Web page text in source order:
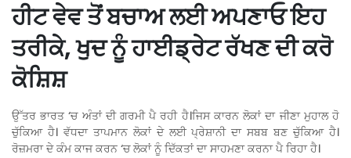
ਹੀਟ ਵੇਵ ਤੋਂ ਬਚਾਅ ਲਈ ਅਪਣਾਓ ਇਹ
ਤਰੀਕੇ, ਖੁਦ ਨੂੰ ਹਾਈਡ੍ਰੇਟ ਰੱਖਣ ਦੀ ਕਰੋ
ਕੋਸ਼ਿਸ਼
ਉੱਤਰ ਭਾਰਤ ‘ਚ ਅੰਤਾਂ ਦੀ ਗਰਮੀ ਪੈ ਰਹੀ ਹੈ।ਜਿਸ ਕਾਰਨ ਲੋਕਾਂ ਦਾ ਜੀਣਾ ਮੁਹਾਲ ਹੋ
ਚੁੱਕਿਆ ਹੈ। ਵੱਧਦਾ ਤਾਪਮਾਨ ਲੋਕਾਂ ਦੇ ਲਈ ਪ੍ਰੇਸ਼ਾਨੀ ਦਾ ਸਬਬ ਬਣ ਚੁੱਕਿਆ ਹੈ।
ਰੋਜ਼ਮਰਾ ਦੇ ਕੰਮ ਕਾਜ ਕਰਨ ‘ਚ ਲੋਕਾਂ ਨੂੰ ਦਿੱਕਤਾਂ ਦਾ ਸਾਹਮਣਾ ਕਰਨਾ ਪੈ ਰਿਹਾ ਹੈ।